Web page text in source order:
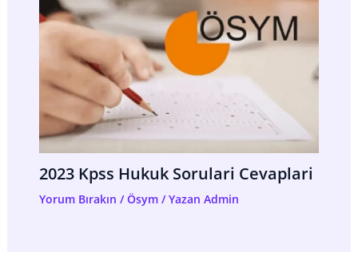
2023 Kpss Hukuk Sorulari Cevaplari
Yorum Bırakın /Ösym/ Yazan Admin